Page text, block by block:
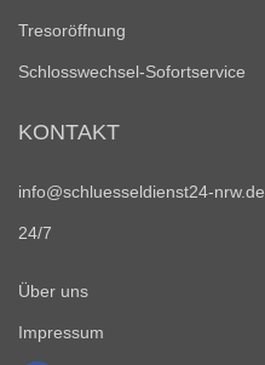
Tresoröffnung
Schlosswechsel-Sofortservice
KONTAKT
info@schluesseldienst24-nrw.de
24/7
Über uns
Impressum